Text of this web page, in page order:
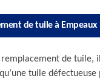
de tuile à Empeaux
remplacement de tuile,
tuile